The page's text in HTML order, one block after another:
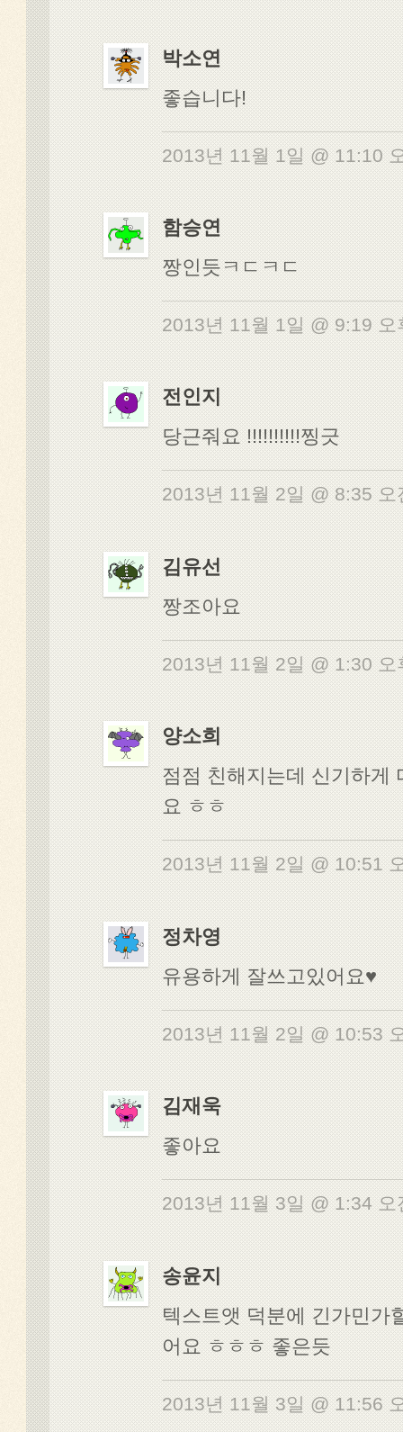
박소연
좋습니다!
2013년 11월 1일 @ 11:10
함승연
짱인듯ㅋㄷㅋㄷ
2013년 11월 1일 @ 9:19
전인지
당근줘요 !!!!!!!!!!찡긋
2013년 11월 2일 @ 8:35
김유선
짱조아요
2013년 11월 2일 @ 1:30
양소희
점점 친해지는데 신기하게
요 ㅎㅎ
2013년 11월 2일 @ 10:51
정차영
유용하게 잘쓰고있어요♥
2013년 11월 2일 @ 10:53
김재욱
좋아요
2013년 11월 3일 @ 1:34
송윤지
텍스트앳 덕분에 긴가민가
어요 ㅎㅎㅎ 좋은듯
2013년 11월 3일 @ 11:56